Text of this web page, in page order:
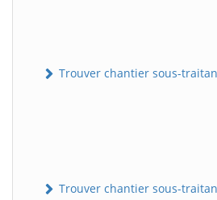
Trouver chantier sous-
Trouver chantier sous-